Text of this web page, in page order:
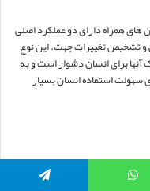
همراه دارای دو عملکرد اصلی
تغییرات جهت. این نوع
برای انسان دشوار است و به
استفاده انسان بسیار